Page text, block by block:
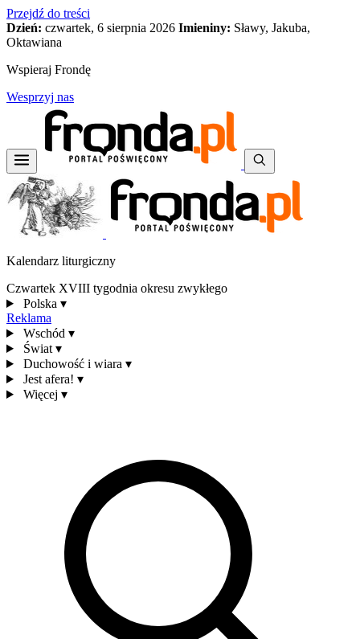
Przejdź do treści
Dzień: czwartek, 6 sierpnia 2026 Imieniny: Sławy, Jakuba,
Oktawiana
Wspieraj Frondę
Wesprzyj nas
Kalendarz liturgiczny
Czwartek XVIII tygodnia okresu zwykłego
Polska ▾
Reklama
Wschód ▾
Świat ▾
Duchowość i wiara ▾
Jest afera! ▾
Więcej ▾